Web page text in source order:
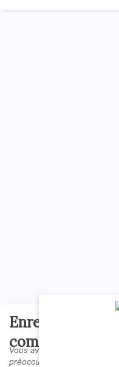
Enregistrer un
commentaire
Vous avez des questions
préoccupation ici en